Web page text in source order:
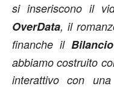
si inseriscono il
OverData, il
finanche il
abbiamo costruito
interattivo con